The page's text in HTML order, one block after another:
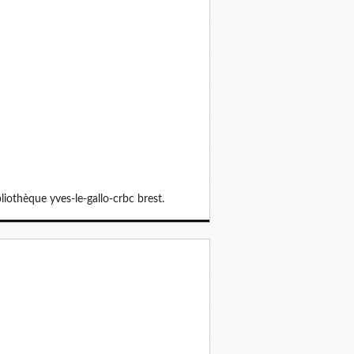
yves-le-gallo-crbc brest.